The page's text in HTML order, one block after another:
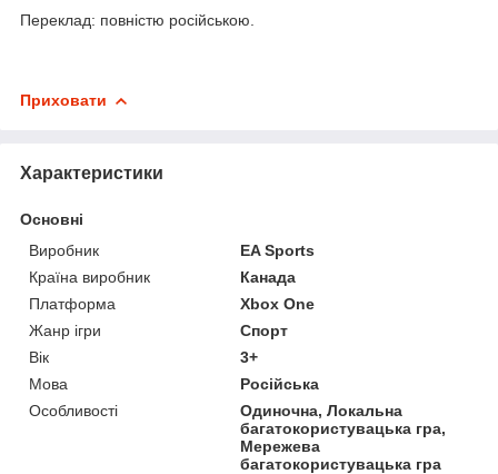
Переклад: повністю російською.
Приховати
Характеристики
Основні
Виробник
EA Sports
Країна виробник
Канада
Платформа
Xbox One
Жанр ігри
Спорт
Вік
3+
Мова
Російська
Особливості
Одиночна, Локальна
багатокористувацька гра,
Мережева
багатокористувацька гра